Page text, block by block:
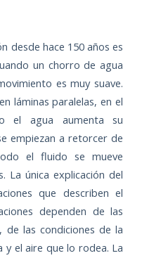
desde hace 150 años es
un chorro de agua
es muy suave.
láminas paralelas, en el
el agua aumenta su
empiezan a retorcer de
el fluido se mueve
La única explicación del
que describen el
dependen de las
las condiciones de la
el aire que lo rodea. La